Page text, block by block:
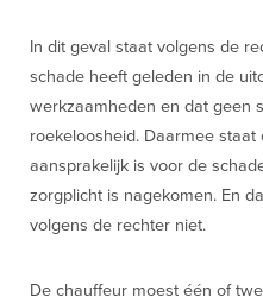
In dit geval staat volgens de
schade heeft geleden in de
werkzaamheden en dat geen
roekeloosheid. Daarmee
aansprakelijk is voor de
zorgplicht is nagekomen. En
volgens de rechter niet.
De chauffeur moest één of